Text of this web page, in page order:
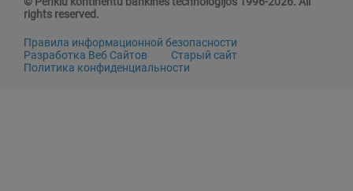
rights reserved.
Правила информационной безопасности
Разработка Веб Сайтов
Старый сайт
Политика конфиденциальности